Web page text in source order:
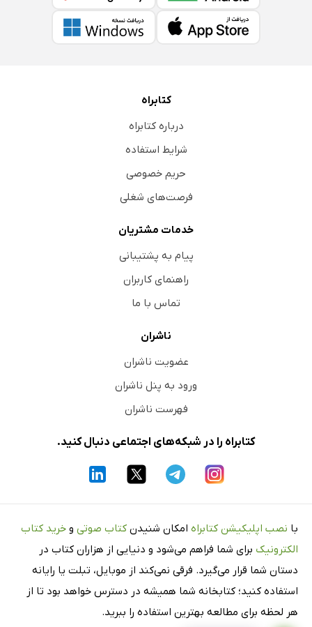
کتابراه
درباره کتابراه
شرایط استفاده
حریم خصوصی
فرصت‌های شغلی
خدمات مشتریان
پیام به پشتیبانی
راهنمای کاربران
تماس با ما
ناشران
عضویت ناشران
ورود به پنل ناشران
فهرست ناشران
کتابراه را در شبکه‌های اجتماعی دنبال کنید.
با نصب اپلیکیشن کتابراه امکان شنیدن کتاب صوتی و خرید کتاب
الکترونیک برای شما فراهم می‌شود و دنیایی از هزاران کتاب در
دستان شما قرار می‌گیرد. فرقی نمی‌کند از موبایل، تبلت یا رایانه
استفاده کنید؛ کتابخانه شما همیشه در دسترس خواهد بود تا از
هر لحظه برای مطالعه بهترین استفاده را ببرید.